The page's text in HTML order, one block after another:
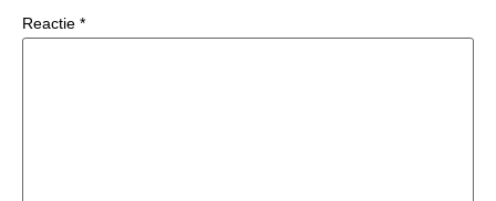
Reactie *